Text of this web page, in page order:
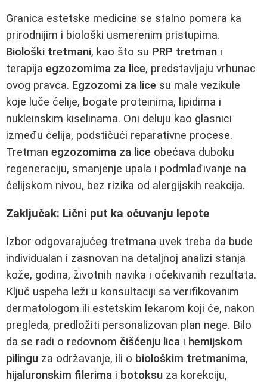
Granica estetske medicine se stalno pomera ka
prirodnijim i biološki usmerenim pristupima.
Biološki tretmani, kao što su PRP tretman i
terapija egzozomima za lice, predstavljaju vrhunac
ovog pravca. Egzozomi za lice su male vezikule
koje luče ćelije, bogate proteinima, lipidima i
nukleinskim kiselinama. Oni deluju kao glasnici
između ćelija, podstičući reparativne procese.
Tretman egzozomima za lice obećava duboku
regeneraciju, smanjenje upala i podmlađivanje na
ćelijskom nivou, bez rizika od alergijskih reakcija.
Zaključak: Lični put ka očuvanju lepote
Izbor odgovarajućeg tretmana uvek treba da bude
individualan i zasnovan na detaljnoj analizi stanja
kože, godina, životnih navika i očekivanih rezultata.
Ključ uspeha leži u konsultaciji sa verifikovanim
dermatologom ili estetskim lekarom koji će, nakon
pregleda, predložiti personalizovan plan nege. Bilo
da se radi o redovnom čišćenju lica i hemijskom
pilingu za održavanje, ili o biološkim tretmanima,
hijaluronskim filerima i botoksu za korekciju,